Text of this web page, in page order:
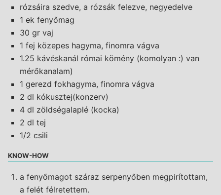
rózsáira szedve, a rózsák felezve, negyedelve
1 ek fenyőmag
30 gr vaj
1 fej közepes hagyma, finomra vágva
1.25 kávéskanál római kömény (komolyan :) van
mérőkanalam)
1 gerezd fokhagyma, finomra vágva
2 dl kókusztej(konzerv)
4 dl zöldségalaplé (kocka)
2 dl tej
1/2 csili
KNOW-HOW
a fenyőmagot száraz serpenyőben megpirítottam,
a felét félretettem.